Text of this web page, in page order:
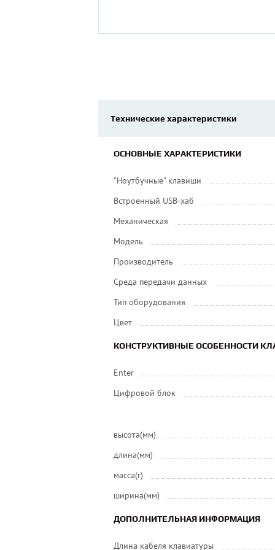
Технические характеристики
ОСНОВНЫЕ ХАРАКТЕРИСТИКИ
"Ноутбучные" клавиши
Встроенный USB-хаб
Механическая
Модель
Производитель
Среда передачи данных
Тип оборудования
Цвет
КОНСТРУКТИВНЫЕ ОСОБЕННОСТИ
Enter
Цифровой блок
высота(мм)
длина(мм)
масса(г)
ширина(мм)
ДОПОЛНИТЕЛЬНАЯ ИНФОРМАЦИЯ
Длина кабеля клавиатуры